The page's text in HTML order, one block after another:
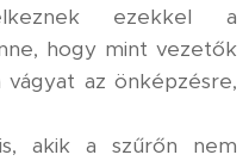
ezekkel a
hogy mint vezetők
az önképzésre,
akik a szűrőn nem